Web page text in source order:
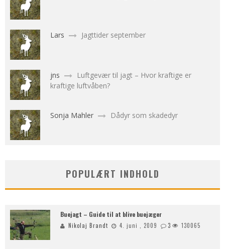
Lars Jagttider september
jns
Luftgevær til jagt – Hvor kraftige er
kraftige luftvåben?
Sonja Mahler Dådyr som skadedyr
POPULÆRT INDHOLD
Buejagt – Guide til at blive buejæger
Nikolaj Brandt 4. juni , 2009 3 130065